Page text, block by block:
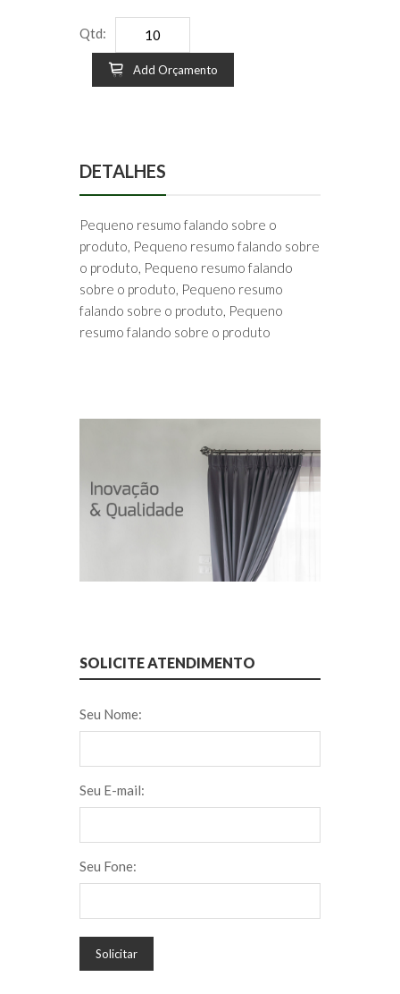
Qtd:
Add Orçamento
DETALHES
Pequeno resumo falando sobre o
produto, Pequeno resumo falando sobre
o produto, Pequeno resumo falando
sobre o produto, Pequeno resumo
falando sobre o produto, Pequeno
resumo falando sobre o produto
SOLICITE ATENDIMENTO
Seu Nome:
Seu E-mail:
Seu Fone:
Solicitar